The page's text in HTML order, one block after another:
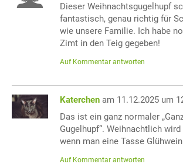
Dieser Weihnachtsgugelhupf
fantastisch, genau richtig für
wie unsere Familie. Ich habe
Zimt in den Teig gegeben!
Auf Kommentar antworten
Katerchen am 11.12.2025 um
Das ist ein ganz normaler
Gugelhupf“. Weihnachtlich wird
wenn man eine Tasse
Auf Kommentar antworten